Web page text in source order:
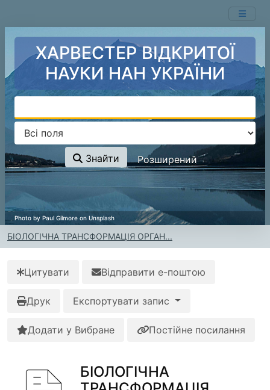
ХАРВЕСТЕР ВІДКРИТОЇ
НАУКИ НАН УКРАЇНИ
Знайти Розширений
БІОЛОГІЧНА ТРАНСФОРМАЦІЯ ОРГАН...
Цитувати Відправити е-поштою
Друк Експортувати запис
Додати у Вибране Постійне посилання
БІОЛОГІЧНА